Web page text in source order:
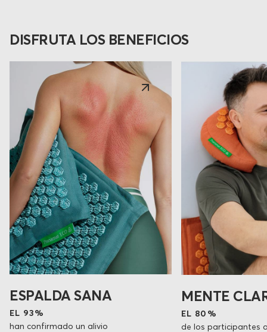
DISFRUTA LOS BENEFICIOS
ESPALDA SANA
EL 93%
han confirmado un alivio
MENTE
EL 80%
de los participantes